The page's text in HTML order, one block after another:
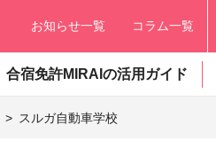
お知らせ一覧 コラム一覧
合宿免許MIRAIの活用ガイド
スルガ自動車学校